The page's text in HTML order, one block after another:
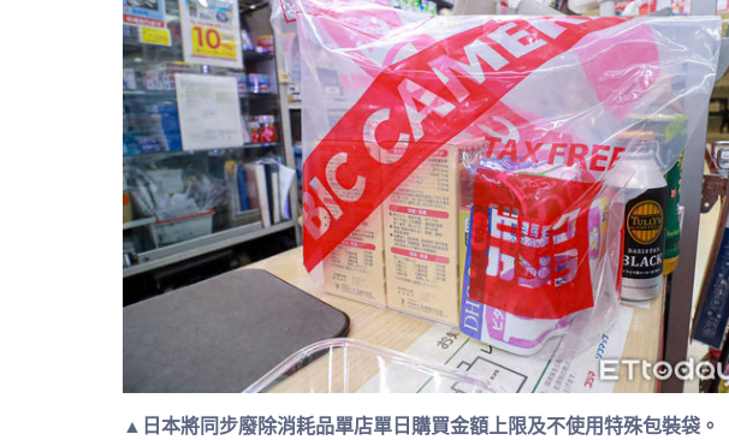
▲日本將同步廢除消耗品單店單日購買金額上限及不使用特殊包裝袋。